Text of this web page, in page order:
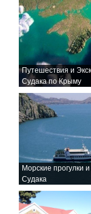
Путешествия и
Судака по Крыму
Морские прогулки и
Судака